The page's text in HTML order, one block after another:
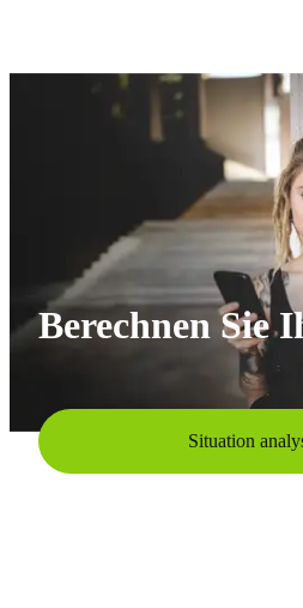
Berechnen Sie
Situation